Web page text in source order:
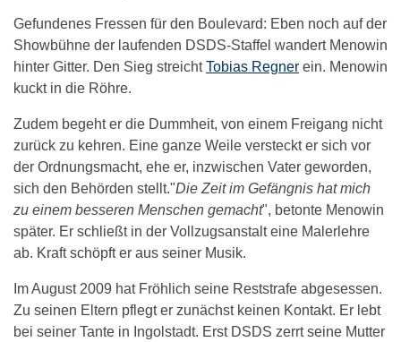
Gefundenes Fressen für den Boulevard: Eben noch auf der
Showbühne der laufenden DSDS-Staffel wandert Menowin
hinter Gitter. Den Sieg streichtTobias Regner ein. Menowin
kuckt in die Röhre.
Zudem begeht er die Dummheit, von einem Freigang nicht
zurück zu kehren. Eine ganze Weile versteckt er sich vor
der Ordnungsmacht, ehe er, inzwischen Vater geworden,
sich den Behörden stellt."Die Zeit im Gefängnis hat mich
zu einem besseren Menschen gemacht", betonte Menowin
später. Er schließt in der Vollzugsanstalt eine Malerlehre
ab. Kraft schöpft er aus seiner Musik.
Im August 2009 hat Fröhlich seine Reststrafe abgesessen.
Zu seinen Eltern pflegt er zunächst keinen Kontakt. Er lebt
bei seiner Tante in Ingolstadt. Erst DSDS zerrt seine Mutter